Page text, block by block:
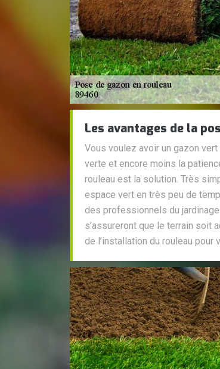
Les avantages de la
Vous voulez avoir un gazon
verte et encore moins la
rouleau est la solution. Très
espace vert en très peu de
des professionnels du
s’assureront que le terrain soit
de l’installation du rouleau pour